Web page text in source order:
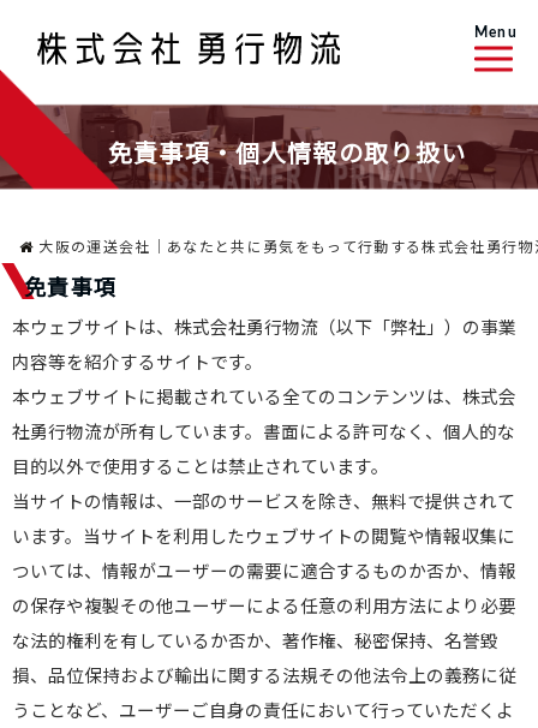
Menu
免責事項・個人情報の取り扱い
大阪の運送会社｜あなたと共に勇気をもって行動する株式会社勇行物
免責事項
本ウェブサイトは、株式会社勇行物流（以下「弊社」）の事業
内容等を紹介するサイトです。
本ウェブサイトに掲載されている全てのコンテンツは、株式会
社勇行物流が所有しています。書面による許可なく、個人的な
目的以外で使用することは禁止されています。
当サイトの情報は、一部のサービスを除き、無料で提供されて
います。当サイトを利用したウェブサイトの閲覧や情報収集に
ついては、情報がユーザーの需要に適合するものか否か、情報
の保存や複製その他ユーザーによる任意の利用方法により必要
な法的権利を有しているか否か、著作権、秘密保持、名誉毀
損、品位保持および輸出に関する法規その他法令上の義務に従
うことなど、ユーザーご自身の責任において行っていただくよ